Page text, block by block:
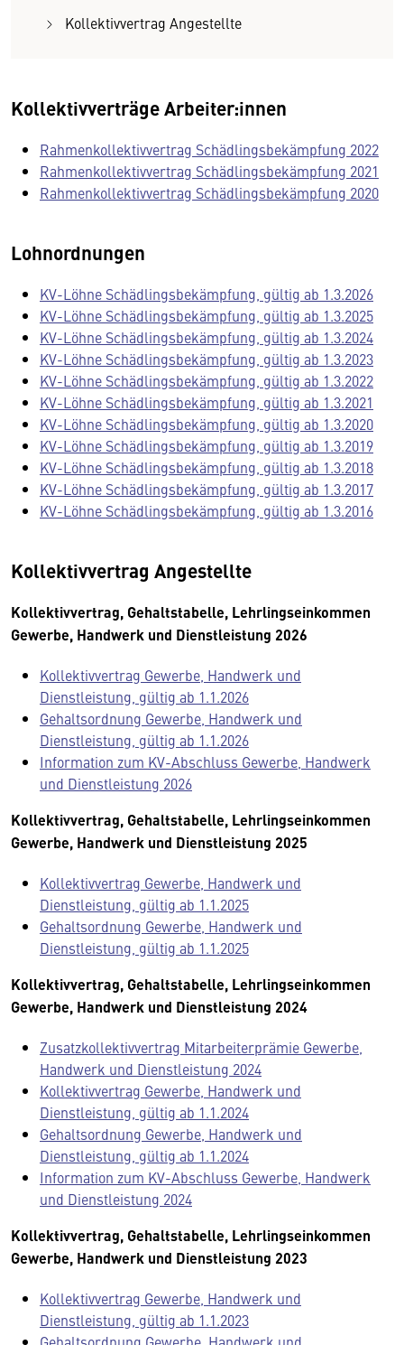
Kollektivvertrag Angestellte
Kollektivverträge Arbeiter:innen
Rahmenkollektivvertrag Schädlingsbekämpfung 2022
Rahmenkollektivvertrag Schädlingsbekämpfung 2021
Rahmenkollektivvertrag Schädlingsbekämpfung 2020
Lohnordnungen
KV-Löhne Schädlingsbekämpfung, gültig ab 1.3.2026
KV-Löhne Schädlingsbekämpfung, gültig ab 1.3.2025
KV-Löhne Schädlingsbekämpfung, gültig ab 1.3.2024
KV-Löhne Schädlingsbekämpfung, gültig ab 1.3.2023
KV-Löhne Schädlingsbekämpfung, gültig ab 1.3.2022
KV-Löhne Schädlingsbekämpfung, gültig ab 1.3.2021
KV-Löhne Schädlingsbekämpfung, gültig ab 1.3.2020
KV-Löhne Schädlingsbekämpfung, gültig ab 1.3.2019
KV-Löhne Schädlingsbekämpfung, gültig ab 1.3.2018
KV-Löhne Schädlingsbekämpfung, gültig ab 1.3.2017
KV-Löhne Schädlingsbekämpfung, gültig ab 1.3.2016
Kollektivvertrag Angestellte
Kollektivvertrag, Gehaltstabelle, Lehrlingseinkommen
Gewerbe, Handwerk und Dienstleistung 2026
Kollektivvertrag Gewerbe, Handwerk und
Dienstleistung, gültig ab 1.1.2026
Gehaltsordnung Gewerbe, Handwerk und
Dienstleistung, gültig ab 1.1.2026
Information zum KV-Abschluss Gewerbe, Handwerk
und Dienstleistung 2026
Kollektivvertrag, Gehaltstabelle, Lehrlingseinkommen
Gewerbe, Handwerk und Dienstleistung 2025
Kollektivvertrag Gewerbe, Handwerk und
Dienstleistung, gültig ab 1.1.2025
Gehaltsordnung Gewerbe, Handwerk und
Dienstleistung, gültig ab 1.1.2025
Kollektivvertrag, Gehaltstabelle, Lehrlingseinkommen
Gewerbe, Handwerk und Dienstleistung 2024
Zusatzkollektivvertrag Mitarbeiterprämie Gewerbe,
Handwerk und Dienstleistung 2024
Kollektivvertrag Gewerbe, Handwerk und
Dienstleistung, gültig ab 1.1.2024
Gehaltsordnung Gewerbe, Handwerk und
Dienstleistung, gültig ab 1.1.2024
Information zum KV-Abschluss Gewerbe, Handwerk
und Dienstleistung 2024
Kollektivvertrag, Gehaltstabelle, Lehrlingseinkommen
Gewerbe, Handwerk und Dienstleistung 2023
Kollektivvertrag Gewerbe, Handwerk und
Dienstleistung, gültig ab 1.1.2023